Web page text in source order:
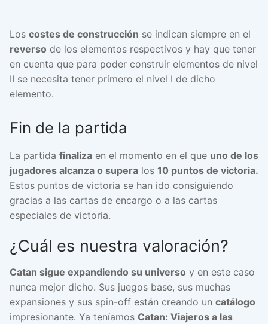
Los costes de construcción se indican siempre en el
reverso de los elementos respectivos y hay que tener
en cuenta que para poder construir elementos de nivel
II se necesita tener primero el nivel I de dicho
elemento.
Fin de la partida
La partida finaliza en el momento en el que uno de los
jugadores alcanza o supera los 10 puntos de victoria.
Estos puntos de victoria se han ido consiguiendo
gracias a las cartas de encargo o a las cartas
especiales de victoria.
¿Cuál es nuestra valoración?
Catan sigue expandiendo su universo y en este caso
nunca mejor dicho. Sus juegos base, sus muchas
expansiones y sus spin-off están creando un catálogo
impresionante. Ya teníamos Catan: Viajeros a las